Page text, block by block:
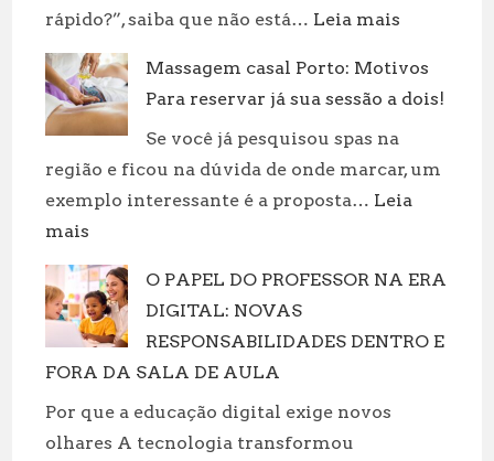
rápido?”, saiba que não está… Leia mais
sua
rotina:
para
cuidar
Massagem casal Porto: Motivos
Para reservar já sua sessão a dois!
Se você já pesquisou spas na
região e ficou na dúvida de onde marcar, um
exemplo interessante é a proposta… Leia
mais
casal
Porto:
Motivos
Para
já
sua
O PAPEL DO PROFESSOR NA ERA
DIGITAL: NOVAS
RESPONSABILIDADES DENTRO E
FORA DA SALA DE AULA
Por que a educação digital exige novos
olhares A tecnologia transformou